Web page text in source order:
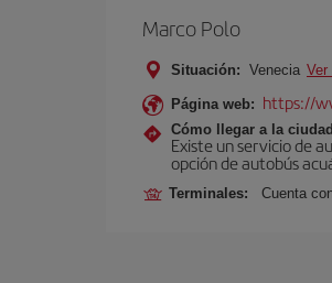
Marco Polo
Situación: Venecia Ver
Página web: https://
Cómo llegar a la
Existe un servicio de
opción de autobús
Terminales: Cuenta